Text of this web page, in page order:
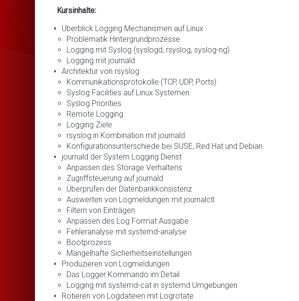
Kursinhalte:
Überblick Logging Mechanismen auf Linux
Problematik Hintergrundprozesse
Logging mit Syslog (syslogd, rsyslog, syslog-ng)
Logging mit journald
Architektur von rsyslog
Kommunikationsprotokolle (TCP, UDP, Ports)
Syslog Facilities auf Linux Systemen
Syslog Priorities
Remote Logging
Logging Ziele
rsyslog in Kombination mit journald
Konfigurationsunterschiede bei SUSE, Red Hat und Debian
journald der System Logging Dienst
Anpassen des Storage Verhaltens
Zugriffsteuerung auf journald
Überprüfen der Datenbankkonsistenz
Auswerten von Logmeldungen mit journalctl
Filtern von Einträgen
Anpassen des Log Format Ausgabe
Fehleranalyse mit systemd-analyse
Bootprozess
Mangelhafte Sicherheitseinstellungen
Produzieren von Logmeldungen
Das Logger Kommando im Detail
Logging mit systemd-cat in systemd Umgebungen
Rotieren von Logdateien mit Logrotate